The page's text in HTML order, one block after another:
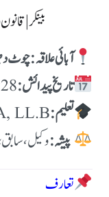
بینکر |
آبائی علاقہ:چوٹ
تاریخ پیدائش:
تعلیم:
پیشہ:وکیل، سابق
تعارف